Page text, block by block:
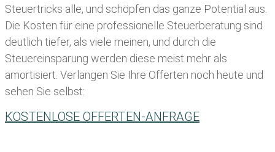
Steuertricks alle, und schöpfen das ganze Potential aus.
Die Kosten für eine professionelle Steuerberatung sind
deutlich tiefer, als viele meinen, und durch die
Steuereinsparung werden diese meist mehr als
amortisiert. Verlangen Sie Ihre Offerten noch heute und
sehen Sie selbst:
KOSTENLOSE OFFERTEN-ANFRAGE